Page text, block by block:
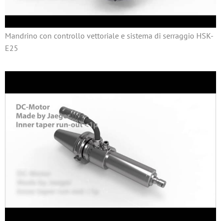
Mandrino con controllo vettoriale e sistema di serraggio HSK-
E25